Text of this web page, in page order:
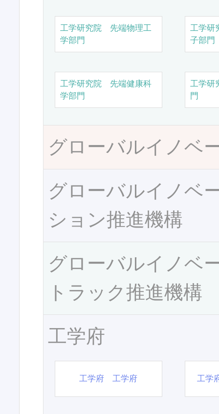
工学研究院 先端物理工
学部門
工学研
子部門
工学研究院 先端健康科
学部門
工学研
門
グローバルイノベ
グローバルイノベ
ション推進機構
グローバルイノベ
トラック推進機構
工学府
工学府 工学府 工学